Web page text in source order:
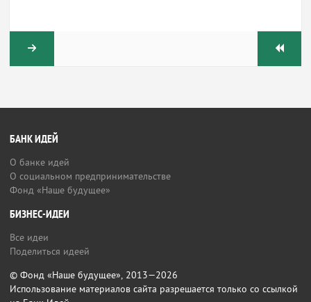
БАНК ИДЕЙ
О банке идей
О социальном предпринимательстве
Фонд «Наше будущее»
БИЗНЕС-ИДЕИ
Все идеи
Поделиться идеей
© Фонд «Наше будущее», 2013—2026
Использование материалов сайта разрешается только со ссылкой